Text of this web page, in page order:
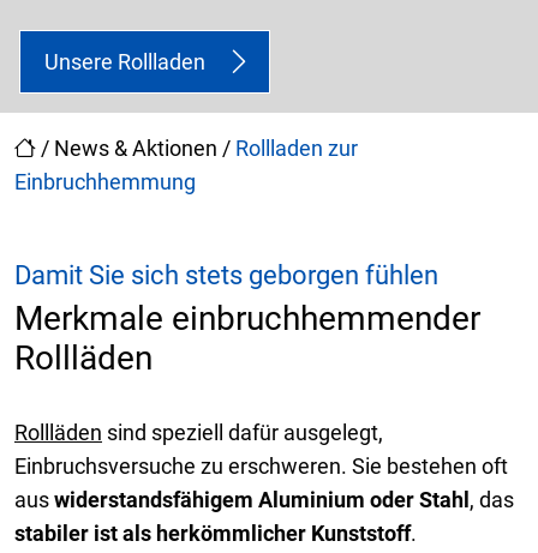
/ News & Aktionen / Rollladen zur
Einbruchhemmung
Unsere Rollladen
Damit Sie sich stets geborgen fühlen
Merkmale einbruchhemmender
Rollläden
Rollläden sind speziell dafür ausgelegt,
Einbruchsversuche zu erschweren. Sie bestehen oft
auswiderstandsfähigem Aluminium oder Stahl , das
stabiler ist als herkömmlicher Kunststoff.